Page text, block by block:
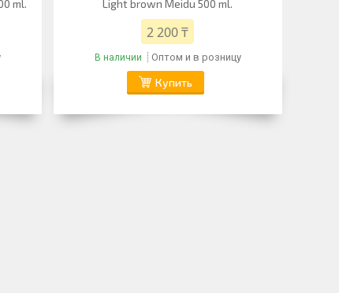
ml.
Light brown Meidu 500 ml.
2 200 ₸
В наличии Оптом и в розницу
Купить